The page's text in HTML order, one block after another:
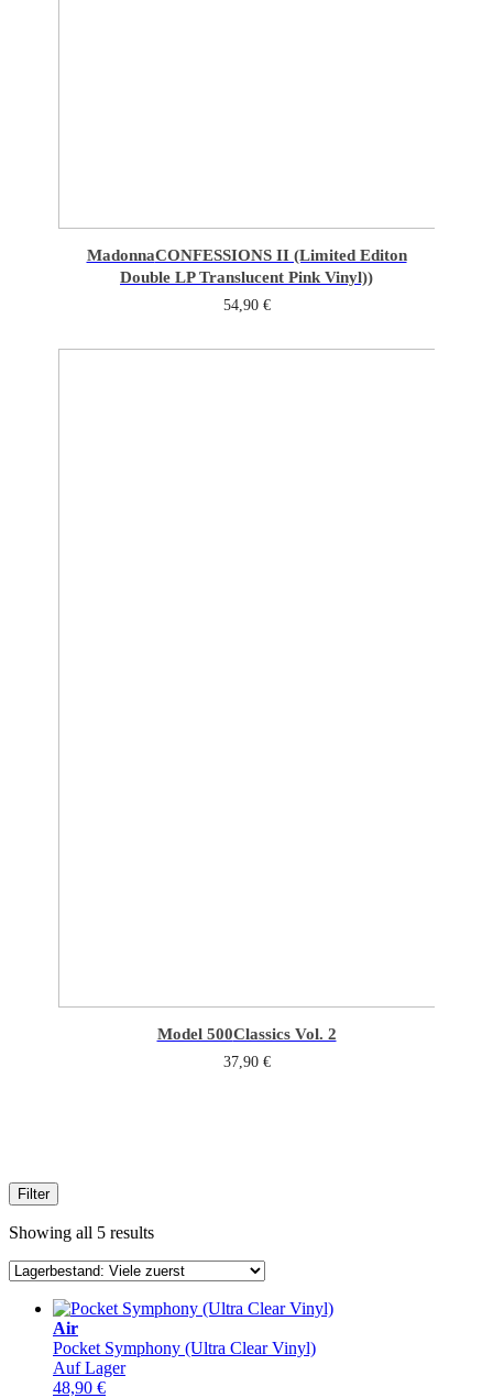
MadonnaCONFESSIONS II (Limited Editon
Double LP Translucent Pink Vinyl))
54,90 €
Model 500Classics Vol. 2
37,90 €
Filter
Showing all 5 results
Air
Pocket Symphony (Ultra Clear Vinyl)
Auf Lager
48,90 €